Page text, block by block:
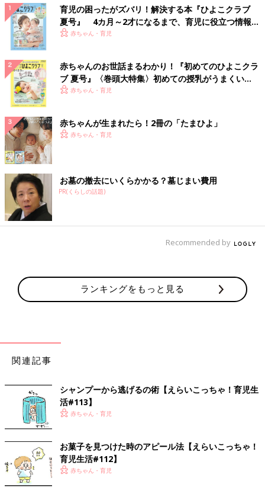
げっぷと違って、しばらく止まらないしゃっくり。
そら「なんじゃこりゃあぁ」ってなるよなぁ～と思いながら、
妊娠中、時々しゃっくりしているのがお腹の中から伝わってき
て、
「おおお、生まれる前からもういっちょまえにしゃっくりするん
やなぁ。」と、
感心しつつ、とても愛おしかったのを覚えています。
そういえば、しゃっくりって大人になるとあまりしなくなった気
育児の困ったがズバリ！解決する本『ひよこクラブ
夏号』 4カ月～2才になるまで、育児に役立つ情報が
いっぱい！
赤ちゃん・育児
赤ちゃんのお世話まるわかり！『初めてのひよこクラ
ブ 夏号』〈巻頭大特集〉初めての授乳がうまくい
く！ おっぱい・ミルクの基本と夏のトラブル 解決テ
赤ちゃん・育児
赤ちゃんが生まれたら！2冊の「たまひよ」
赤ちゃん・育児
お墓の撤去にいくらかかる？墓じまい費用
PR(くらしの話題)
Recommended by
ランキングをもっと見る
関連記事
シャンプーから逃げるの術【えらいこっちゃ！育児生
活#113】
赤ちゃん・育児
お菓子を見つけた時のアピール法【えらいこっちゃ！
育児生活#112】
赤ちゃん・育児